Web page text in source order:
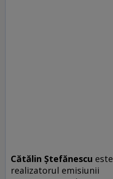
Cătălin Ştefănescu este
realizatorul emisiunii